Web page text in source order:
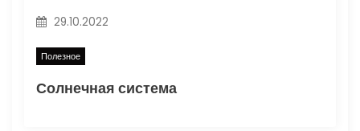
29.10.2022
Полезное
Солнечная система